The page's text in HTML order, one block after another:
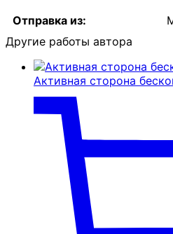
Отправка из:
Другие работы автора
Активная сторона